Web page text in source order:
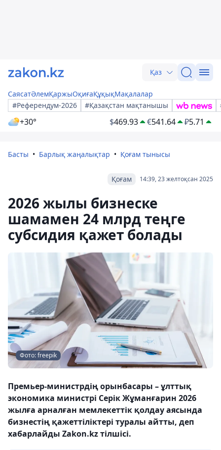
Қаз
СаясатӘлемҚаржыОқиғаҚұқықМақалалар
#Референдум-2026
#Қазақстан мақтанышы
+30° $469.93 €541.64 ₽5.71
Басты Барлық жаңалықтар Қоғам тынысы
14:39, 23 желтоқсан 2025
Қоғам
2026 жылы бизнеске
шамамен 24 млрд теңге
субсидия қажет болады
Фото: freepik
Премьер-министрдің орынбасары – ұлттық
экономика министрі Серік Жұманғарин 2026
жылға арналған мемлекеттік қолдау аясында
бизнестің қажеттіліктері туралы айтты, деп
хабарлайды Zakon.kz тілшісі.